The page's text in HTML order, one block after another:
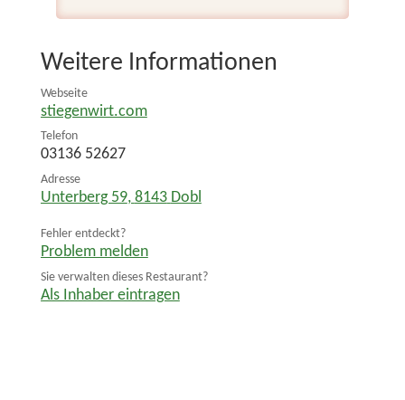
Weitere Informationen
Webseite
stiegenwirt.com
Telefon
03136 52627
Adresse
Unterberg 59, 8143 Dobl
Fehler entdeckt?
Problem melden
Sie verwalten dieses Restaurant?
Als Inhaber eintragen